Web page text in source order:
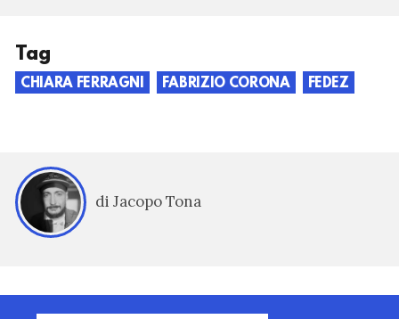
Tag
CHIARA FERRAGNI FABRIZIO CORONA FEDEZ
di Jacopo Tona